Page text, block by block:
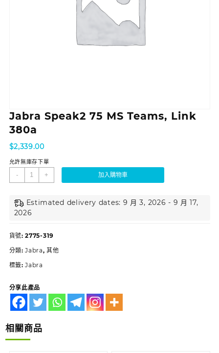
Jabra Speak2 75 MS Teams, Link
380a
$2,339.00
允許無庫存下單
- + 加入購物車
Estimated delivery dates: 9 月 3, 2026 - 9 月 17,
2026
貨號:2775-319
分類:Jabra,其他
標籤:Jabra
分享此產品
相關商品